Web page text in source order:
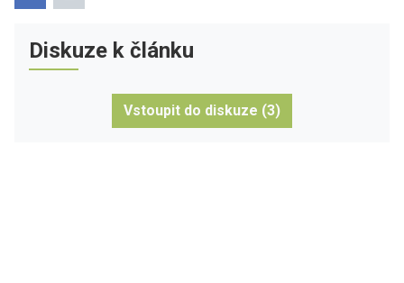
Diskuze k článku
Vstoupit do diskuze (3)